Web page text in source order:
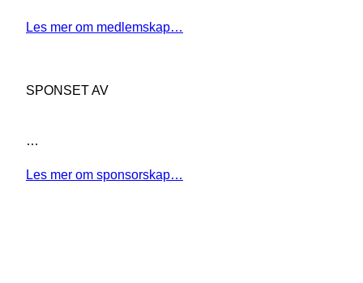
Les mer om medlemskap…
SPONSET AV
…
Les mer om sponsorskap…